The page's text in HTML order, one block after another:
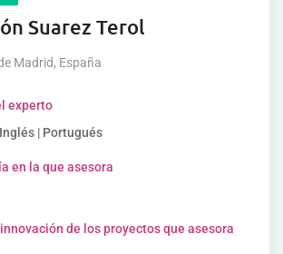
Suarez Terol
Madrid, España
experto
| Portugués
en la que asesora
de los proyectos que asesora